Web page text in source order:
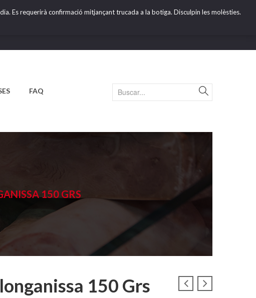
Es requerirà confirmació mitjançant trucada a la botiga. Disculpin les molèsties.
FAQ
150 GRS
150 Grs